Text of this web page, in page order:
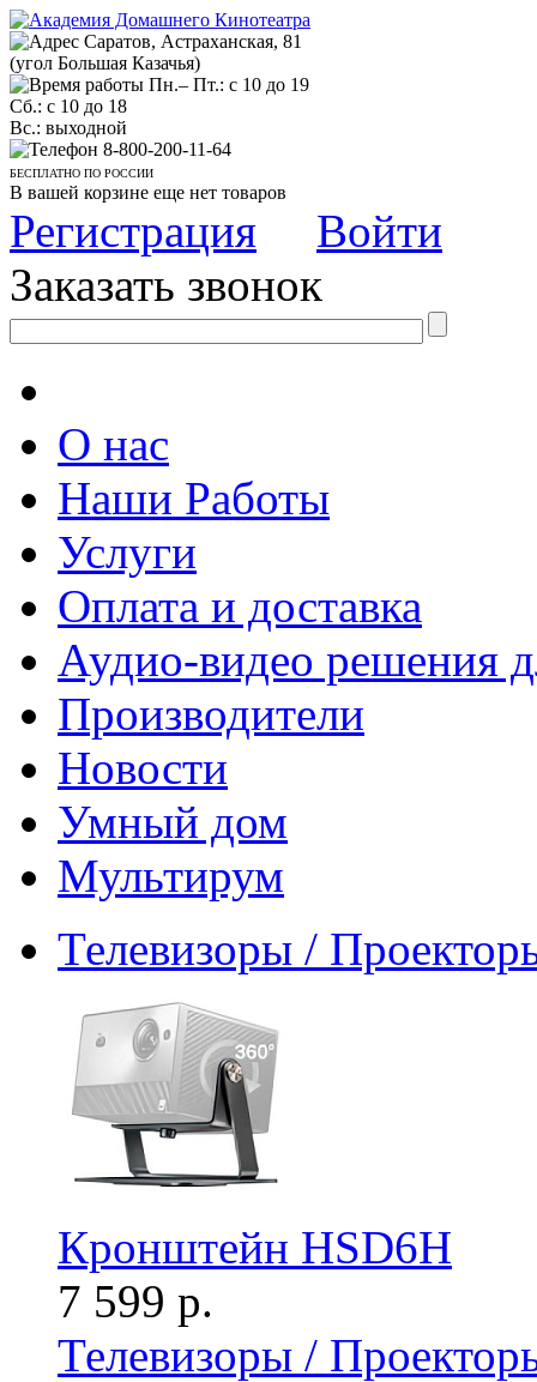
Саратов, Астраханская, 81
(угол Большая Казачья)
Пн.– Пт.: с 10 до 19
Сб.: с 10 до 18
Вс.: выходной
8-800-200-11-64
БЕСПЛАТНО ПО РОССИИ
В вашей корзине еще нет товаров
Регистрация
Войти
Заказать звонок
О нас
Наши Работы
Услуги
Оплата и доставка
Аудио-видео решения
Производители
Новости
Умный дом
Мультирум
Телевизоры /
Кронштейн HSD6H
7 599 р.
Телевизоры /